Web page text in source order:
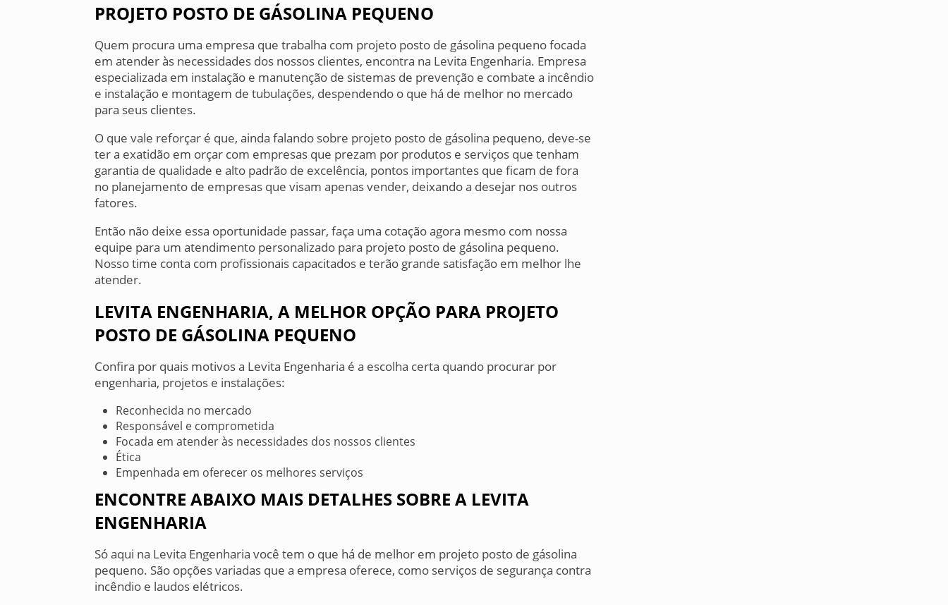
PROJETO POSTO DE GÁSOLINA PEQUENO
Quem procura uma empresa que trabalha com projeto posto de gásolina pequeno focada
em atender às necessidades dos nossos clientes, encontra na Levita Engenharia. Empresa
especializada em instalação e manutenção de sistemas de prevenção e combate a incêndio
e instalação e montagem de tubulações, despendendo o que há de melhor no mercado
para seus clientes.
O que vale reforçar é que, ainda falando sobre projeto posto de gásolina pequeno, deve-se
ter a exatidão em orçar com empresas que prezam por produtos e serviços que tenham
garantia de qualidade e alto padrão de excelência, pontos importantes que ficam de fora
no planejamento de empresas que visam apenas vender, deixando a desejar nos outros
fatores.
Então não deixe essa oportunidade passar, faça uma cotação agora mesmo com nossa
equipe para um atendimento personalizado para projeto posto de gásolina pequeno.
Nosso time conta com profissionais capacitados e terão grande satisfação em melhor lhe
atender.
LEVITA ENGENHARIA, A MELHOR OPÇÃO PARA PROJETO
POSTO DE GÁSOLINA PEQUENO
Confira por quais motivos a Levita Engenharia é a escolha certa quando procurar por
engenharia, projetos e instalações:
Reconhecida no mercado
Responsável e comprometida
Focada em atender às necessidades dos nossos clientes
Ética
Empenhada em oferecer os melhores serviços
ENCONTRE ABAIXO MAIS DETALHES SOBRE A LEVITA
ENGENHARIA
Só aqui na Levita Engenharia você tem o que há de melhor em projeto posto de gásolina
pequeno. São opções variadas que a empresa oferece, como serviços de segurança contra
incêndio e laudos elétricos.